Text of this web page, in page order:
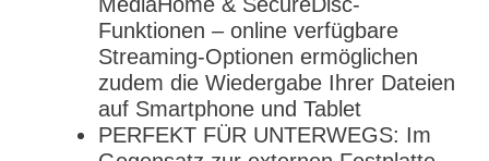
MediaHome & SecureDisc-
Funktionen – online verfügbare
Streaming-Optionen ermöglichen
zudem die Wiedergabe Ihrer Dateien
auf Smartphone und Tablet
PERFEKT FÜR UNTERWEGS: Im